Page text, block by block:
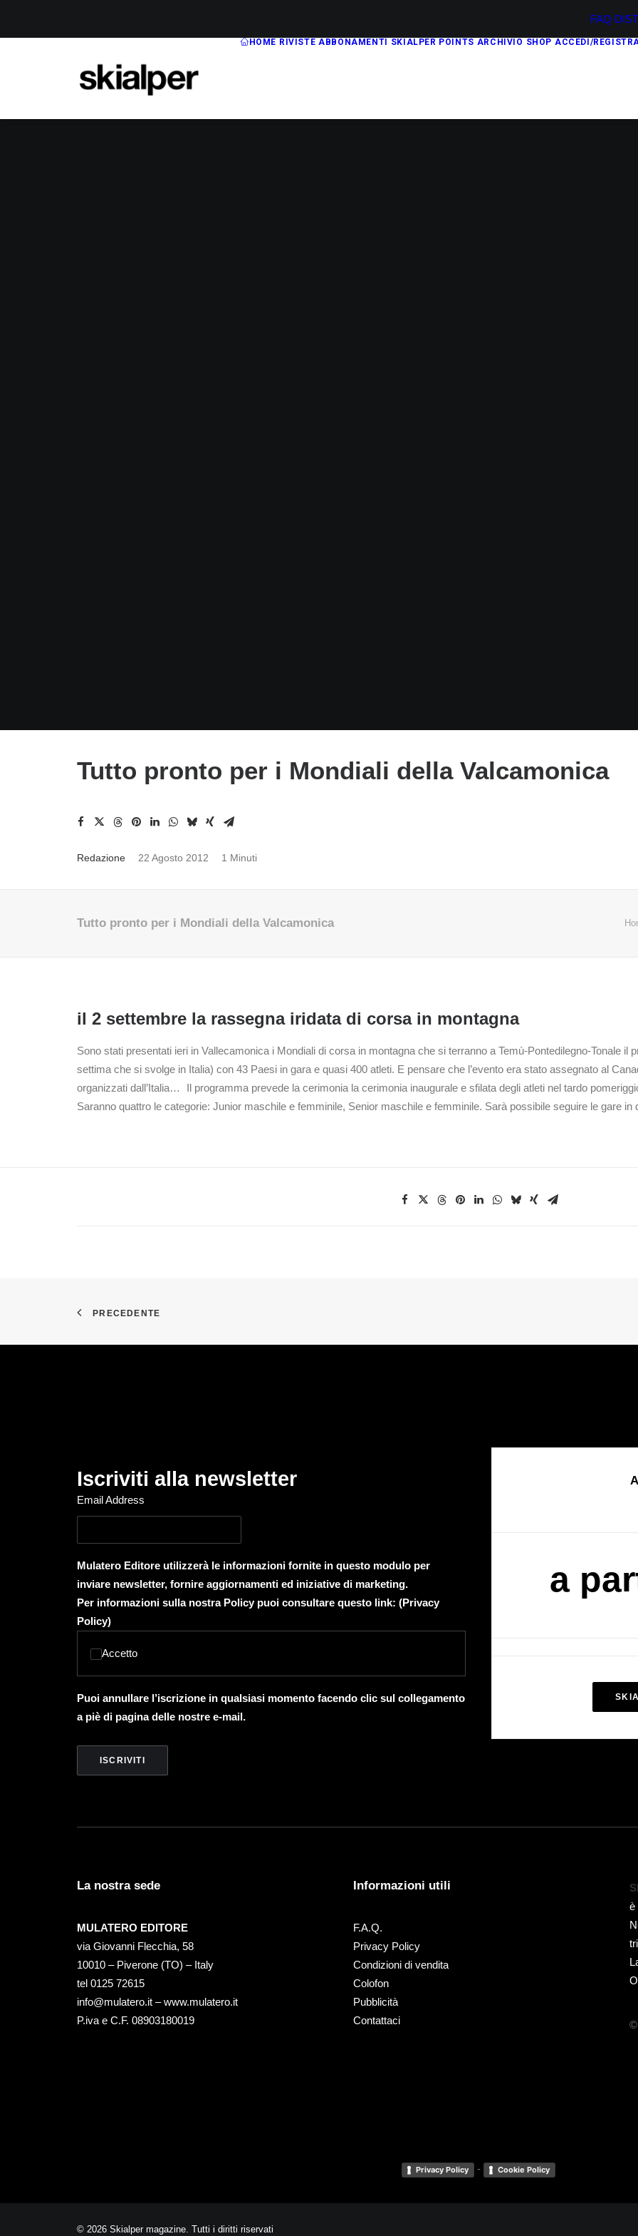
FAQ
HOME RIVISTE ABBONAMENTI SKIALPER POINTS ARCHIVIO SHOP ACCEDI/
Tutto pronto per i Mondiali della Valcamonica
Redazione 22 Agosto 2012 1 Minuti
Tutto pronto per i Mondiali della Valcamonica
il 2 settembre la rassegna iridata di corsa in montagna
Sono stati presentati ieri in Vallecamonica i Mondiali di corsa in montagna che si terranno a Temù-Pontedilegno-Tonale il
settima che si svolge in Italia) con 43 Paesi in gara e quasi 400 atleti. E pensare che l’evento era stato assegnato al
organizzati dall’Italia… Il programma prevede la cerimonia la cerimonia inaugurale e sfilata degli atleti nel tardo
Saranno quattro le categorie: Junior maschile e femminile, Senior maschile e femminile. Sarà possibile seguire le gare in
PRECEDENTE
Iscriviti alla newsletter
Email Address
Mulatero Editore utilizzerà le informazioni fornite in questo modulo per
inviare newsletter, fornire aggiornamenti ed iniziative di marketing.
Per informazioni sulla nostra Policy puoi consultare questo link: (Privacy
Policy)
Accetto
Puoi annullare l’iscrizione in qualsiasi momento facendo clic sul collegamento
a piè di pagina delle nostre e-mail.
a
La nostra sede
MULATERO EDITORE
via Giovanni Flecchia, 58
10010 – Piverone (TO) – Italy
tel ‭0125 72615‬
info@mulatero.it –www.mulatero.it
P.iva e C.F. 08903180019
Informazioni utili
F.A.Q.
Privacy Policy
Condizioni di vendita
Colofon
Pubblicità
Contattaci
è
©
Privacy Policy - Cookie Policy
© 2026 Skialper magazine. Tutti i diritti riservati